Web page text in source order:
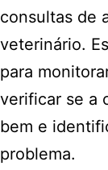
consultas de
veterinário.
para
verificar se a
bem e
problema.